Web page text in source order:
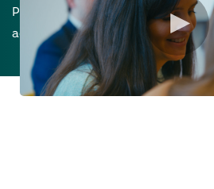
Planning, Private Equity en
adviseur in investeren.